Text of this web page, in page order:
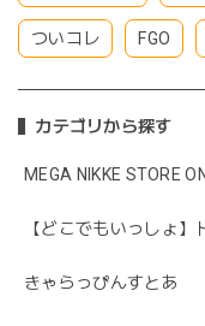
ついコレ FGO
カテゴリから探す
MEGA NIKKE STORE
【どこでもいっしょ
きゃらっぴんすとあ